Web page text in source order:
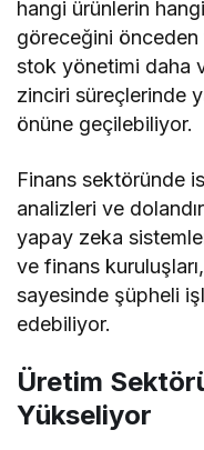
hangi ürünlerin
göreceğini
stok yönetimi daha
zinciri süreçlerinde
önüne geçilebiliyor.
Finans sektöründe
analizleri ve
yapay zeka
ve finans
sayesinde şüpheli
edebiliyor.
Üretim
Yükseliyor